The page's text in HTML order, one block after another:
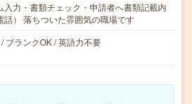
入力・書類チェック・申請者へ書類記載内
話） 落ちついた雰囲気の職場です
ブランクOK / 英語力不要